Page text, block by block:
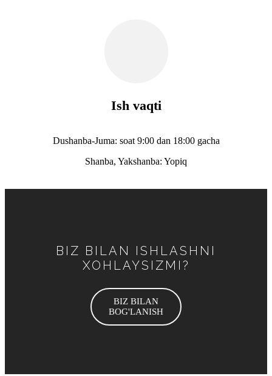
Ish vaqti
Dushanba-Juma: soat 9:00 dan 18:00 gacha
Shanba, Yakshanba: Yopiq
BIZ BILAN ISHLASHNI
XOHLAYSIZMI?
BIZ BILAN
BOG'LANISH